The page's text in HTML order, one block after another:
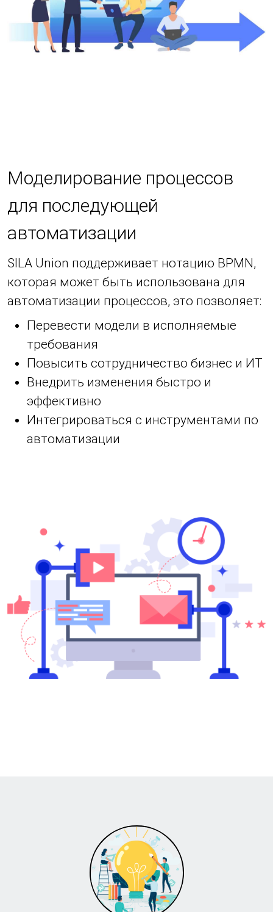
Моделирование процессов
для последующей
автоматизации
SILA Union поддерживает нотацию BPMN,
которая может быть использована для
автоматизации процессов, это позволяет:
Перевести модели в исполняемые
требования
Повысить сотрудничество бизнес и ИТ
Внедрить изменения быстро и
эффективно
Интегрироваться с инструментами по
автоматизации